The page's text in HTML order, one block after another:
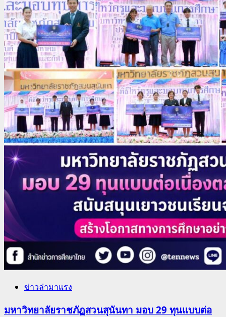
ข่าวล่ามาแรง
มหาวิทยาลัยราชภัฏสวนสุนันทา มอบ 29 ทุนแบบต่อ